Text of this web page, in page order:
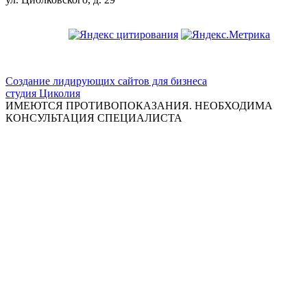
Создание лидирующих сайтов для бизнеса
студия Циколия
ИМЕЮТСЯ ПРОТИВОПОКАЗАНИЯ. НЕОБХОДИМА
КОНСУЛЬТАЦИЯ СПЕЦИАЛИСТА